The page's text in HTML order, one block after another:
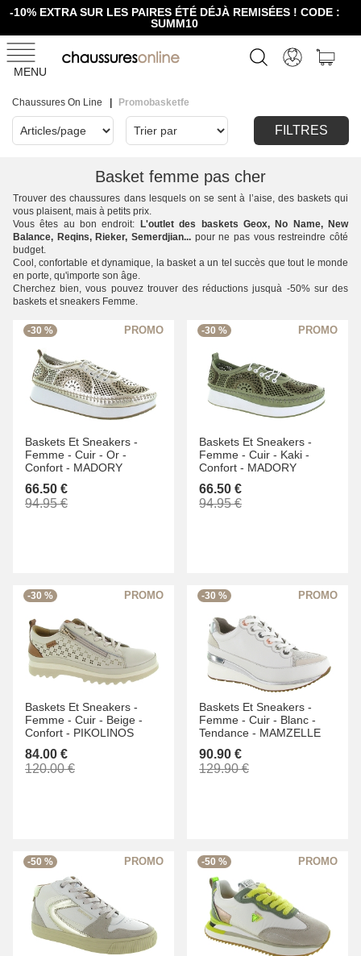
-10% EXTRA SUR LES PAIRES ÉTÉ DÉJÀ REMISÉES ! CODE :
SUMM10
MENU
Chaussures On Line Promobasketfe
FILTRES
Basket femme pas cher
Trouver des chaussures dans lesquels on se sent à l’aise, des baskets qui
vous plaisent, mais à petits prix.
Vous êtes au bon endroit: L'outlet des baskets Geox, No Name, New
Balance, Reqins, Rieker, Semerdjian... pour ne pas vous restreindre côté
budget.
Cool, confortable et dynamique, la basket a un tel succès que tout le monde
en porte, qu'importe son âge.
Cherchez bien, vous pouvez trouver des réductions jusquà -50% sur des
baskets et sneakers Femme.
-30 %
Baskets Et Sneakers -
Femme - Cuir - Or -
Confort - MADORY
66.50 €
94.95 €
-30 %
Baskets Et Sneakers -
Femme - Cuir - Kaki -
Confort - MADORY
66.50 €
94.95 €
-30 %
Baskets Et Sneakers -
Femme - Cuir - Beige -
Confort - PIKOLINOS
84.00 €
120.00 €
-30 %
Baskets Et Sneakers -
Femme - Cuir - Blanc -
Tendance - MAMZELLE
90.90 €
129.90 €
-50 % -50 %